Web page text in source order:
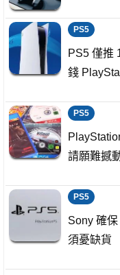
PS5
PS5 僅推
錢
PS5
請願難撼
PS5
Sony 確
須憂缺貨